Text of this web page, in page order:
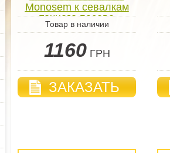
Monosem к севалкам
точного посева
Товар в наличии
1160 ГРН
ЗАКАЗАТЬ